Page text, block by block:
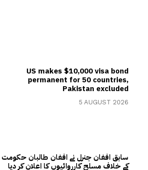
US makes $10,000 visa bond
permanent for 50 countries,
Pakistan excluded
5 AUGUST 2026
سابق افغان جنرل نے افغان طالبان حکومت
کے خلاف مسلح کارروائیوں کا اعلان کر دیا